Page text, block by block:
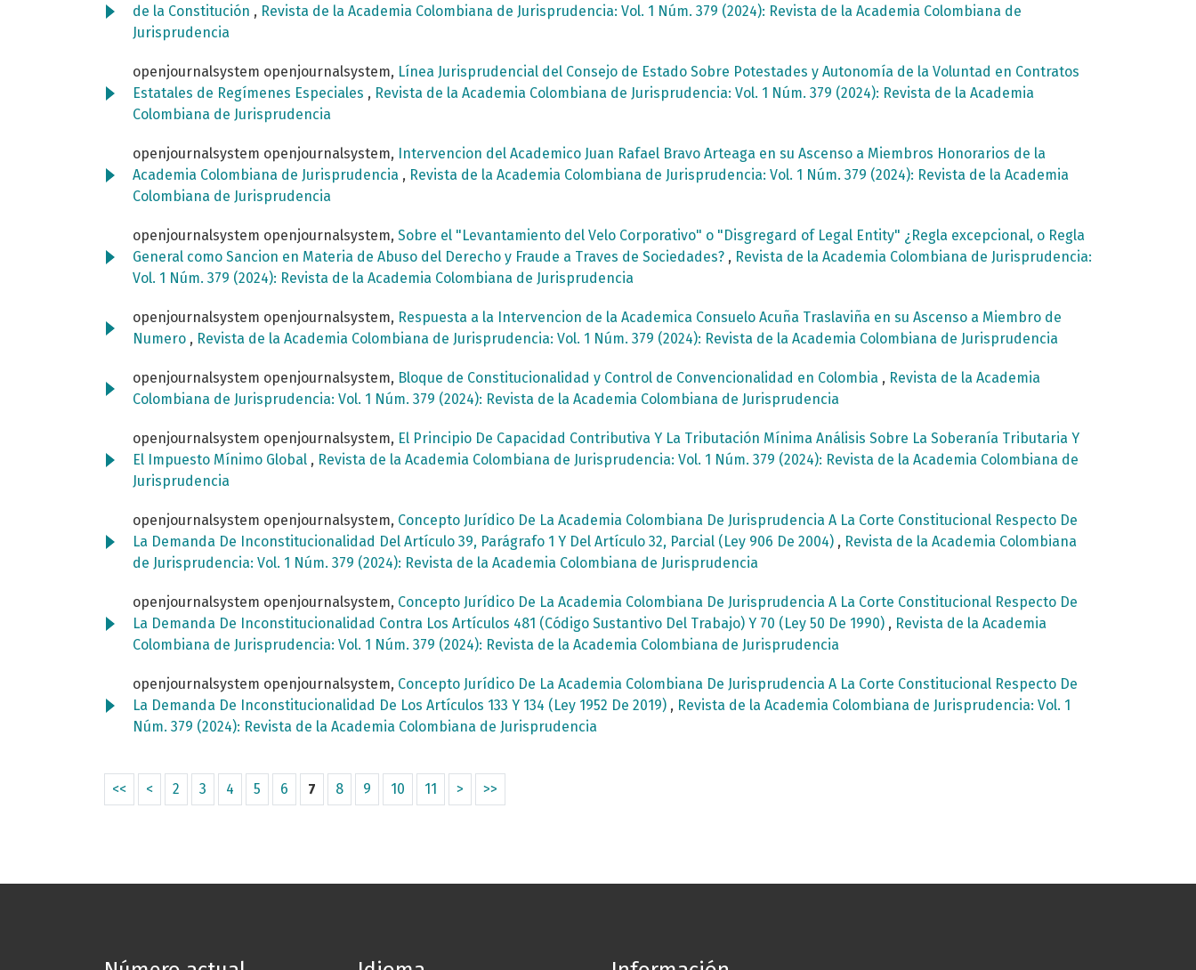
de la Constitución , Revista de la Academia Colombiana de Jurisprudencia: Vol. 1 Núm. 379 (2024): Revista de la Academia Colombiana de
Jurisprudencia
openjournalsystem openjournalsystem, Línea Jurisprudencial del Consejo de Estado Sobre Potestades y Autonomía de la Voluntad en Contratos
Estatales de Regímenes Especiales , Revista de la Academia Colombiana de Jurisprudencia: Vol. 1 Núm. 379 (2024): Revista de la Academia
Colombiana de Jurisprudencia
openjournalsystem openjournalsystem,
Intervencion del Academico Juan Rafael Bravo Arteaga en su Ascenso a Miembros Honorarios de la
Academia Colombiana de Jurisprudencia , Revista de la Academia Colombiana de Jurisprudencia: Vol. 1 Núm. 379 (2024): Revista de la Academia
Colombiana de Jurisprudencia
openjournalsystem openjournalsystem, Sobre el "Levantamiento del Velo Corporativo" o "Disgregard of Legal Entity" ¿Regla excepcional, o Regla
General como Sancion en Materia de Abuso del Derecho y Fraude a Traves de Sociedades? , Revista de la Academia Colombiana de Jurisprudencia:
Vol. 1 Núm. 379 (2024): Revista de la Academia Colombiana de Jurisprudencia
openjournalsystem openjournalsystem, Respuesta a la Intervencion de la Academica Consuelo Acuña Traslaviña en su Ascenso a Miembro de
Numero , Revista de la Academia Colombiana de Jurisprudencia: Vol. 1 Núm. 379 (2024): Revista de la Academia Colombiana de Jurisprudencia
openjournalsystem openjournalsystem, Bloque de Constitucionalidad y Control de Convencionalidad en Colombia , Revista de la Academia
Colombiana de Jurisprudencia: Vol. 1 Núm. 379 (2024): Revista de la Academia Colombiana de Jurisprudencia
openjournalsystem openjournalsystem, El Principio De Capacidad Contributiva Y La Tributación Mínima Análisis Sobre La Soberanía Tributaria Y
El Impuesto Mínimo Global , Revista de la Academia Colombiana de Jurisprudencia: Vol. 1 Núm. 379 (2024): Revista de la Academia Colombiana de
Jurisprudencia
openjournalsystem openjournalsystem, Concepto Jurídico De La Academia Colombiana De Jurisprudencia A La Corte Constitucional Respecto De
La Demanda De Inconstitucionalidad Del Artículo 39, Parágrafo 1 Y Del Artículo 32, Parcial (Ley 906 De 2004) , Revista de la Academia Colombiana
de Jurisprudencia: Vol. 1 Núm. 379 (2024): Revista de la Academia Colombiana de Jurisprudencia
openjournalsystem openjournalsystem, Concepto Jurídico De La Academia Colombiana De Jurisprudencia A La Corte Constitucional Respecto De
La Demanda De Inconstitucionalidad Contra Los Artículos 481 (Código Sustantivo Del Trabajo) Y 70 (Ley 50 De 1990) , Revista de la Academia
Colombiana de Jurisprudencia: Vol. 1 Núm. 379 (2024): Revista de la Academia Colombiana de Jurisprudencia
openjournalsystem openjournalsystem, Concepto Jurídico De La Academia Colombiana De Jurisprudencia A La Corte Constitucional Respecto De
La Demanda De Inconstitucionalidad De Los Artículos 133 Y 134 (Ley 1952 De 2019) , Revista de la Academia Colombiana de Jurisprudencia: Vol. 1
Núm. 379 (2024): Revista de la Academia Colombiana de Jurisprudencia
<< < 2 3 4 5 6 7 8 9 10 11 > >>